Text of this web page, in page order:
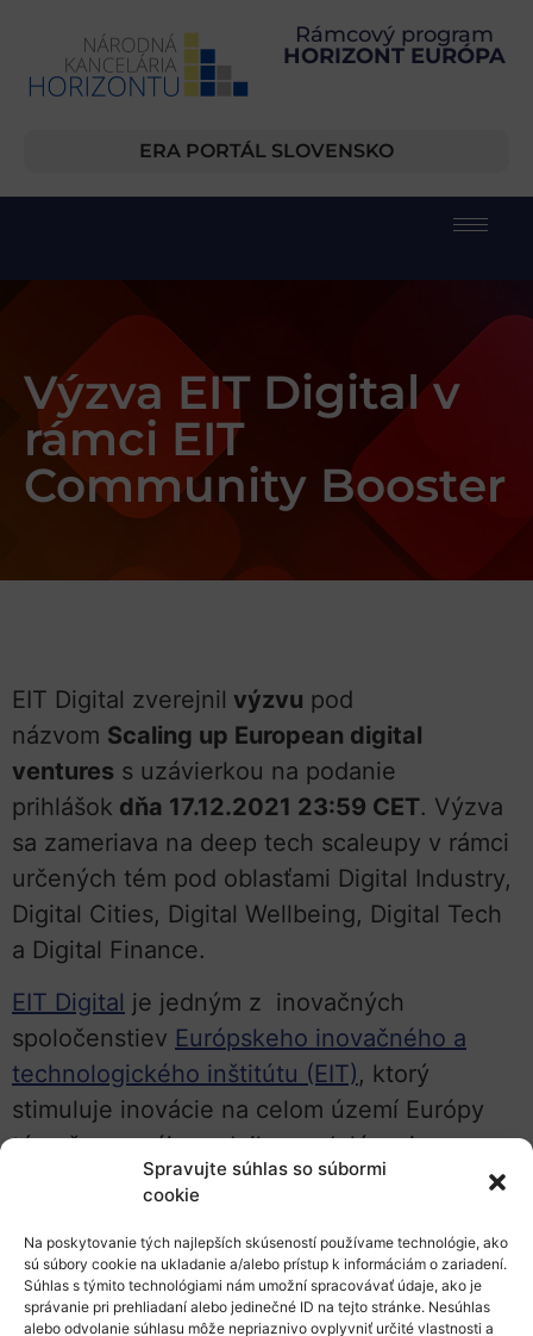
Spravujte súhlas so súbormi
cookie
Na poskytovanie tých najlepších skúseností používame technológie, ako
sú súbory cookie na ukladanie a/alebo prístup k informáciám o zariadení.
Súhlas s týmito technológiami nám umožní spracovávať údaje, ako je
správanie pri prehliadaní alebo jedinečné ID na tejto stránke. Nesúhlas
alebo odvolanie súhlasu môže nepriaznivo ovplyvniť určité vlastnosti a
Rámcový program
HORIZONT EURÓPA
ERA PORTÁL SLOVENSKO
Výzva EIT Digital v
rámci EIT
Community Booster
EIT Digital zverejnil výzvu pod
názvom Scaling up European digital
ventures s uzávierkou na podanie
prihlášok dňa 17.12.2021 23:59 CET. Výzva
sa zameriava na deep tech scaleupy v rámci
určených tém pod oblasťami Digital Industry,
Digital Cities, Digital Wellbeing, Digital Tech
a Digital Finance.
EIT Digital je jedným z inovačných
spoločenstiev Európskeho inovačného a
technologického inštitútu (EIT), ktorý
stimuluje inovácie na celom území Európy
tým, že prepája podniky, vzdelávanie a
výskum s cieľom nájsť riešenie na naliehavé
iniciatívouNový Európsky Bauhausviaceré
inovačné komunity EIT otvorili výzvy v rámci
EIT Community Booster.